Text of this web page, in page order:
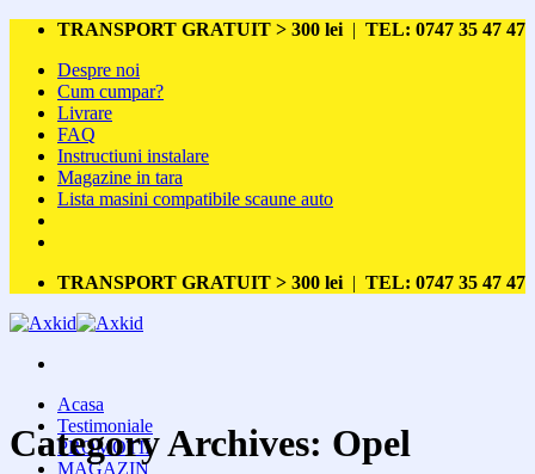
Skip
content
TRANSPORT GRATUIT > 300 lei | TEL: 0747 35 47 47
Despre noi
Cum cumpar?
Livrare
FAQ
Instructiuni instalare
Magazine in tara
Lista masini compatibile scaune auto
TRANSPORT GRATUIT > 300 lei | TEL: 0747 35 47 47
Acasa
Testimoniale
PROMOTII
MAGAZIN
Category Archives: Opel